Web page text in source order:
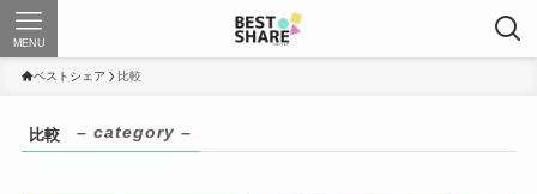
MENU
ベストシェア 比較
比較 – category –